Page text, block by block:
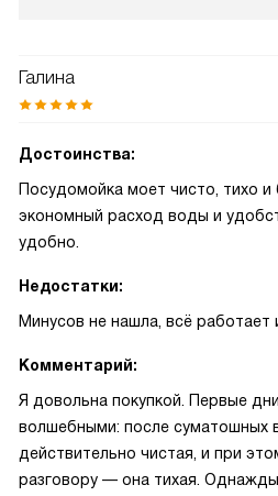
Галина
Достоинства:
Посудомойка моет чисто, тихо и
экономный расход воды и
удобно.
Недостатки:
Минусов не нашла, всё работает
Комментарий:
Я довольна покупкой. Первые
волшебными: после суматошных
действительно чистая, и при
разговору — она тихая.